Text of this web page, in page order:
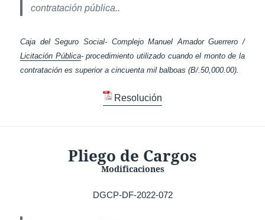
contratación pública..
Caja del Seguro Social- Complejo Manuel Amador Guerrero /
Licitación Pública- procedimiento utilizado cuando el monto de la
contratación es superior a cincuenta mil balboas (B/.50,000.00).
Resolución
Pliego de Cargos
Modificaciones
DGCP-DF-2022-072